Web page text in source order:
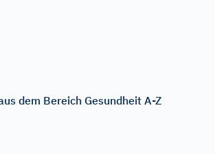
dem Bereich Gesundheit A-Z